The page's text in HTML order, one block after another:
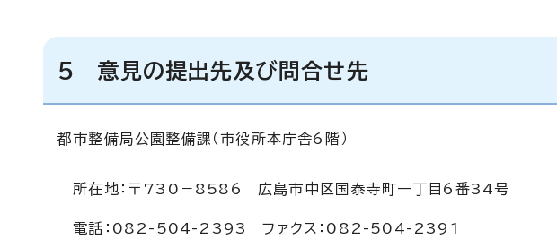
5 意見の提出先及び問合せ先
都市整備局公園整備課（市役所本庁舎6階）
所在地：〒730－8586 広島市中区国泰寺町一丁目6番34号
電話：082-504-2393 ファクス：082-504-2391